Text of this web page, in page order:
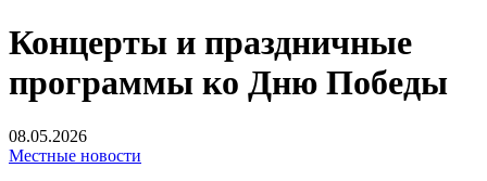
Концерты и праздничные
программы ко Дню Победы
08.05.2026
Местные новости